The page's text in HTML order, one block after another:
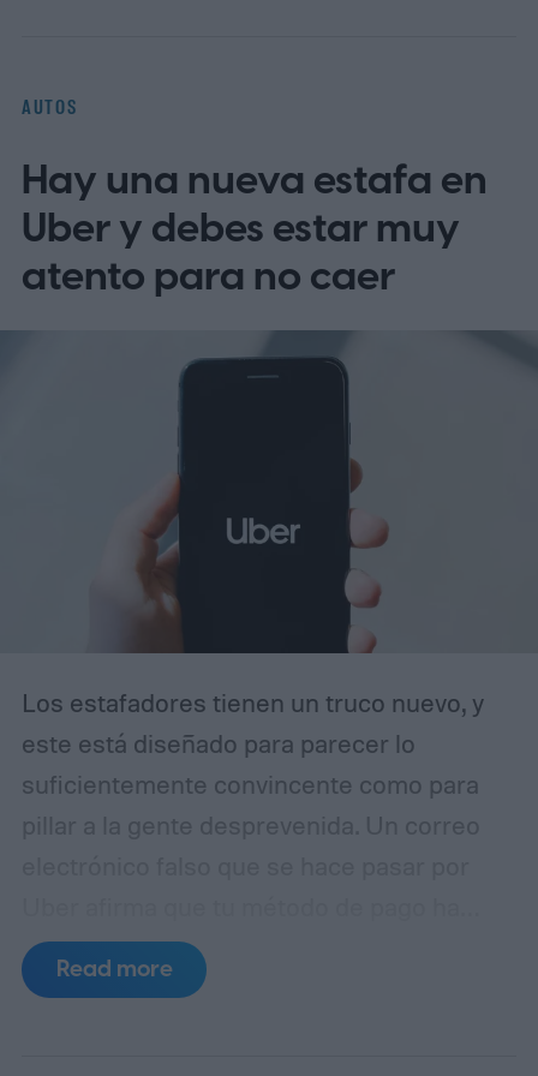
AUTOS
Hay una nueva estafa en
Uber y debes estar muy
atento para no caer
Los estafadores tienen un truco nuevo, y
este está diseñado para parecer lo
suficientemente convincente como para
pillar a la gente desprevenida. Un correo
caducado y te insta a actualizar tus datos
de facturación inmediatamente. A simple
Read more